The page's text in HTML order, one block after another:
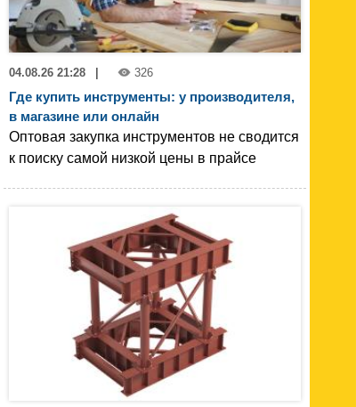
04.08.26 21:28 326
Где купить инструменты: у производителя,
в магазине или онлайн
Оптовая закупка инструментов не сводится
к поиску самой низкой цены в прайсе